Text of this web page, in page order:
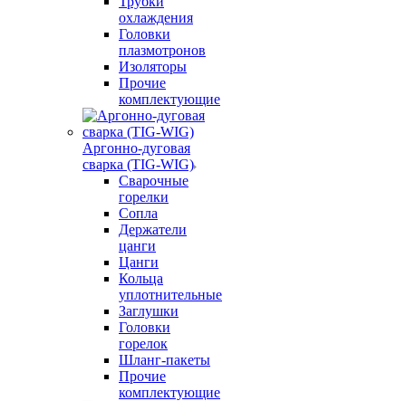
охлаждения
Головки
плазмотронов
Изоляторы
Прочие
комплектующие
Аргонно-дуговая
сварка (TIG-WIG)
Сварочные
горелки
Сопла
Держатели
цанги
Цанги
Кольца
уплотнительные
Заглушки
Головки
горелок
Шланг-пакеты
Прочие
комплектующие